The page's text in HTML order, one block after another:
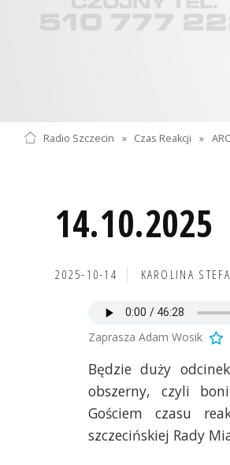
Radio Szczecin » Czas Reakcji »
14.10.2025
2025-10-14 KAROLINA
Zaprasza Adam Wosik
Będzie duży
obszerny, czyli
Gościem czasu
szczecińskiej Rady